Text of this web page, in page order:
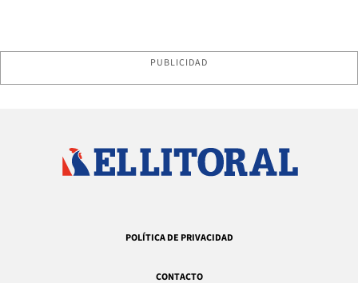
PUBLICIDAD
POLÍTICA DE PRIVACIDAD
CONTACTO